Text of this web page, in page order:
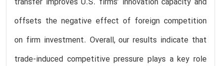
offsets the negative effect of foreign competition
on firm investment. Overall, our results indicate that
trade-induced competitive pressure plays a key role